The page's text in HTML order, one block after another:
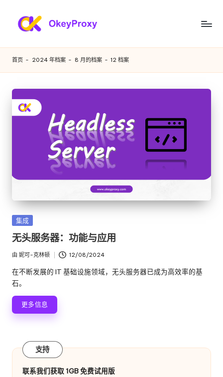
满
足
您
各
种
住
宅
代
理
服
务
器
[
免
费
试
能
大
的
HTTP(S)/SOCKS5
于
费
网
络
代
试
用、
代
理
网
首页 - 2024 年档案 - 8 月的档案 - 12 档案
发
在
集成
无头服务器：功能与应用
发
布
者
由 妮可-克林顿 12/08/2024
在不断发展的 IT 基础设施领域，无头服务器已成为高效率的基
石。
更多信息
支持
联系我们获取 1GB 免费试用版